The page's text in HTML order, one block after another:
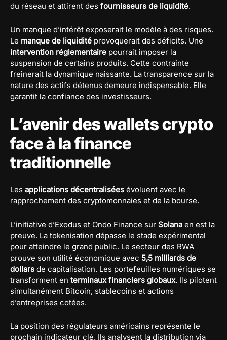
du réseau et attirent des fournisseurs de liquidité.
Un manque d’intérêt exposerait le modèle à des risques.
Le manque de liquidité provoquerait des déficits. Une
intervention réglementaire pourrait imposer la
suspension de certains produits. Cette contrainte
freinerait la dynamique naissante. La transparence sur la
nature des actifs détenus demeure indispensable. Elle
garantit la confiance des investisseurs.
L’avenir des wallets crypto
face à la finance
traditionnelle
Les applications décentralisées évoluent avec le
rapprochement des cryptomonnaies et de la bourse.
L’initiative d’Exodus et Ondo Finance sur Solana en est la
preuve. La tokenisation dépasse le stade expérimental
pour atteindre le grand public. Le secteur des RWA
prouve son utilité économique avec 5,5 milliards de
dollars de capitalisation. Les portefeuilles numériques se
transforment en terminaux financiers globaux. Ils pilotent
simultanément Bitcoin, stablecoins et actions
d’entreprises cotées.
La position des régulateurs américains représente le
prochain indicateur clé. Ils analysent la distribution via